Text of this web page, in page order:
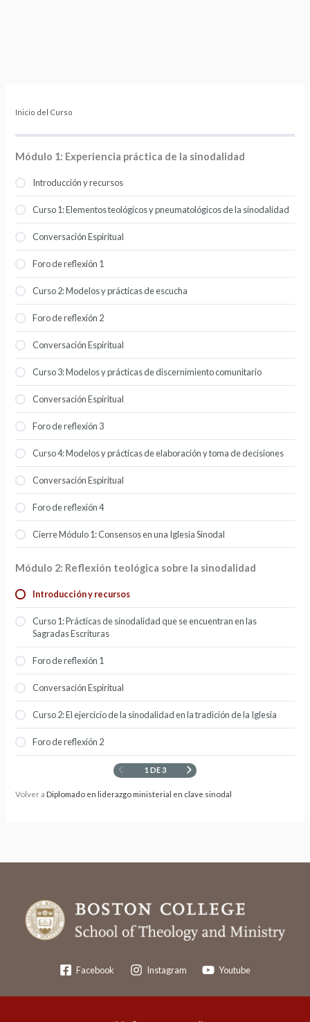
Inicio del Curso
Módulo 1: Experiencia práctica de la sinodalidad
Introducción y recursos
Curso 1: Elementos teológicos y pneumatológicos de la sinodalidad
Conversación Espiritual
Foro de reflexión 1
Curso 2: Modelos y prácticas de escucha
Foro de reflexión 2
Conversación Espiritual
Curso 3: Modelos y prácticas de discernimiento comunitario
Conversación Espiritual
Foro de reflexión 3
Curso 4: Modelos y prácticas de elaboración y toma de decisiones
Conversación Espiritual
Foro de reflexión 4
Cierre Módulo 1: Consensos en una Iglesia Sinodal
Módulo 2: Reflexión teológica sobre la sinodalidad
Introducción y recursos
Curso 1: Prácticas de sinodalidad que se encuentran en las
Sagradas Escrituras
Foro de reflexión 1
Conversación Espiritual
Curso 2: El ejercicio de la sinodalidad en la tradición de la Iglesia
Foro de reflexión 2
1 DE 3
Volver aDiplomado en liderazgo ministerial en clave sinodal
Facebook Instagram Youtube